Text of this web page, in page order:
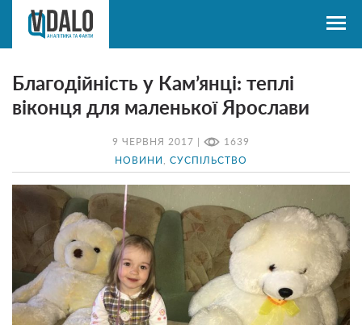
9 ЧЕРВНЯ 2017 | 1639
НОВИНИ СУСПІЛЬСТВО
Благодійність у Кам’янці: теплі
віконця для маленької Ярослави